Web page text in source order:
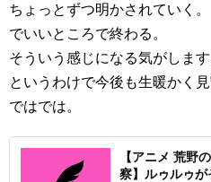
ちょっとずつ明かされていく。
でいいところで終わる。
そういう感じになる気がします
というわけで今後も生暖かく見
ではでは。
【アニメ 荒野
察】ルゥルゥ